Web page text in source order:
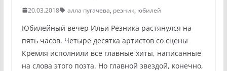
20.03.2018 алла пугачева, резник, юбилей
Юбилейный вечер Ильи Резника растянулся на
пять часов. Четыре десятка артистов со сцены
Кремля исполнили все главные хиты, написанные
на слова этого поэта. Но главной звездой, конечно,